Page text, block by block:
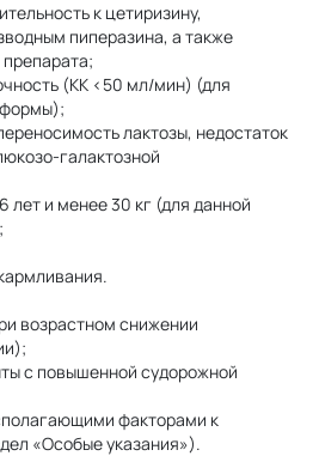
к цетиризину,
пиперазина, а также
(КК <50 мл/мин) (для
лактозы, недостаток
галактозной
и менее 30 кг (для данной
возрастном снижении
с повышенной судорожной
факторами к
«Особые указания»).